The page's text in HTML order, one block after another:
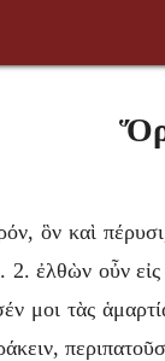
ὃν καὶ
2. ἐλθὼν οὖν
μοι τὰς